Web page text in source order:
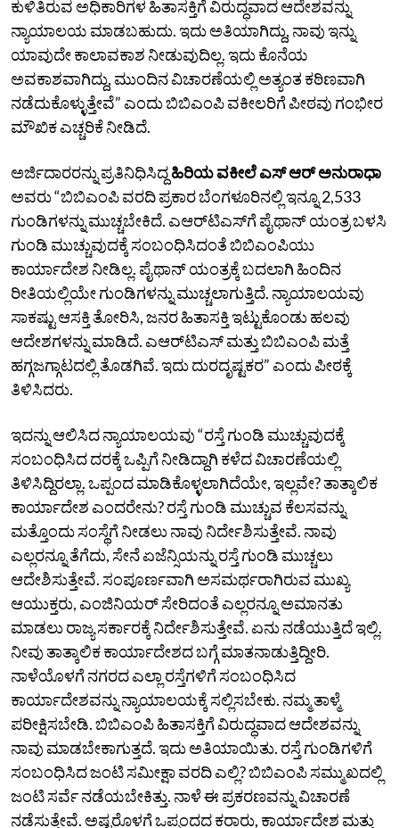
ಕುಳಿತಿರುವ ಅಧಿಕಾರಿಗಳ ಹಿತಾಸಕ್ತಿಗೆ ವಿರುದ್ಧವಾದ ಆದೇಶವನ್ನು
ನ್ಯಾಯಾಲಯ ಮಾಡಬಹುದು. ಇದು ಅತಿಯಾಗಿದ್ದು, ನಾವು ಇನ್ನು
ಯಾವುದೇ ಕಾಲಾವಕಾಶ ನೀಡುವುದಿಲ್ಲ. ಇದು ಕೊನೆಯ
ಅವಕಾಶವಾಗಿದ್ದು, ಮುಂದಿನ ವಿಚಾರಣೆಯಲ್ಲಿ ಅತ್ಯಂತ ಕಠಿಣವಾಗಿ
ನಡೆದುಕೊಳ್ಳುತ್ತೇವೆ” ಎಂದು ಬಿಬಿಎಂಪಿ ವಕೀಲರಿಗೆ ಪೀಠವು ಗಂಭೀರ
ಮೌಖಿಕ ಎಚ್ಚರಿಕೆ ನೀಡಿದೆ.
ಅರ್ಜಿದಾರರನ್ನು ಪ್ರತಿನಿಧಿಸಿದ್ದಹಿರಿಯ ವಕೀಲೆ ಎಸ್‌ ಆರ್‌ ಅನುರಾಧಾ
ಅವರು “ಬಿಬಿಎಂಪಿ ವರದಿ ಪ್ರಕಾರ ಬೆಂಗಳೂರಿನಲ್ಲಿ ಇನ್ನೂ 2,533
ಗುಂಡಿಗಳನ್ನು ಮುಚ್ಚಬೇಕಿದೆ. ಎಆರ್‌ಟಿಎಸ್‌ಗೆ ಪೈಥಾನ್‌ ಯಂತ್ರ ಬಳಸಿ
ಗುಂಡಿ ಮುಚ್ಚುವುದಕ್ಕೆ ಸಂಬಂಧಿಸಿದಂತೆ ಬಿಬಿಎಂಪಿಯು
ಕಾರ್ಯಾದೇಶ ನೀಡಿಲ್ಲ. ಪೈಥಾನ್‌ ಯಂತ್ರಕ್ಕೆ ಬದಲಾಗಿ ಹಿಂದಿನ
ರೀತಿಯಲ್ಲಿಯೇ ಗುಂಡಿಗಳನ್ನು ಮುಚ್ಚಲಾಗುತ್ತಿದೆ. ನ್ಯಾಯಾಲಯವು
ಸಾಕಷ್ಟು ಆಸಕ್ತಿ ತೋರಿಸಿ, ಜನರ ಹಿತಾಸಕ್ತಿ ಇಟ್ಟುಕೊಂಡು ಹಲವು
ಆದೇಶಗಳನ್ನು ಮಾಡಿದೆ. ಎಆರ್‌ಟಿಎಸ್‌ ಮತ್ತು ಬಿಬಿಎಂಪಿ ಮತ್ತೆ
ಹಗ್ಗಜಗ್ಗಾಟದಲ್ಲಿ ತೊಡಗಿವೆ. ಇದು ದುರದೃಷ್ಟಕರ” ಎಂದು ಪೀಠಕ್ಕೆ
ತಿಳಿಸಿದರು.
ಇದನ್ನು ಆಲಿಸಿದ ನ್ಯಾಯಾಲಯವು “ರಸ್ತೆ ಗುಂಡಿ ಮುಚ್ಚುವುದಕ್ಕೆ
ಸಂಬಂಧಿಸಿದ ದರಕ್ಕೆ ಒಪ್ಪಿಗೆ ನೀಡಿದ್ದಾಗಿ ಕಳೆದ ವಿಚಾರಣೆಯಲ್ಲಿ
ತಿಳಿಸಿದ್ದಿರಲ್ಲಾ. ಒಪ್ಪಂದ ಮಾಡಿಕೊಳ್ಳಲಾಗಿದೆಯೇ, ಇಲ್ಲವೇ? ತಾತ್ಕಾಲಿಕ
ಕಾರ್ಯಾದೇಶ ಎಂದರೇನು? ರಸ್ತೆ ಗುಂಡಿ ಮುಚ್ಚುವ ಕೆಲಸವನ್ನು
ಮತ್ತೊಂದು ಸಂಸ್ಥೆಗೆ ನೀಡಲು ನಾವು ನಿರ್ದೇಶಿಸುತ್ತೇವೆ. ನಾವು
ಎಲ್ಲರನ್ನೂ ತೆಗೆದು, ಸೇನೆ ಏಜೆನ್ಸಿಯನ್ನು ರಸ್ತೆ ಗುಂಡಿ ಮುಚ್ಚಲು
ಆದೇಶಿಸುತ್ತೇವೆ. ಸಂಪೂರ್ಣವಾಗಿ ಅಸಮರ್ಥರಾಗಿರುವ ಮುಖ್ಯ
ಆಯುಕ್ತರು, ಎಂಜಿನಿಯರ್‌ ಸೇರಿದಂತೆ ಎಲ್ಲರನ್ನೂ ಅಮಾನತು
ಮಾಡಲು ರಾಜ್ಯ ಸರ್ಕಾರಕ್ಕೆ ನಿರ್ದೇಶಿಸುತ್ತೇವೆ. ಏನು ನಡೆಯುತ್ತಿದೆ ಇಲ್ಲಿ.
ನೀವು ತಾತ್ಕಾಲಿಕ ಕಾರ್ಯಾದೇಶದ ಬಗ್ಗೆ ಮಾತನಾಡುತ್ತಿದ್ದೀರಿ.
ನಾಳೆಯೊಳಗೆ ನಗರದ ಎಲ್ಲಾ ರಸ್ತೆಗಳಿಗೆ ಸಂಬಂಧಿಸಿದ
ಕಾರ್ಯಾದೇಶವನ್ನು ನ್ಯಾಯಾಲಯಕ್ಕೆ ಸಲ್ಲಿಸಬೇಕು. ನಮ್ಮ ತಾಳ್ಮೆ
ಪರೀಕ್ಷಿಸಬೇಡಿ. ಬಿಬಿಎಂಪಿ ಹಿತಾಸಕ್ತಿಗೆ ವಿರುದ್ಧವಾದ ಆದೇಶವನ್ನು
ನಾವು ಮಾಡಬೇಕಾಗುತ್ತದೆ. ಇದು ಅತಿಯಾಯಿತು. ರಸ್ತೆ ಗುಂಡಿಗಳಿಗೆ
ಸಂಬಂಧಿಸಿದ ಜಂಟಿ ಸಮೀಕ್ಷಾ ವರದಿ ಎಲ್ಲಿ? ಬಿಬಿಎಂಪಿ ಸಮ್ಮುಖದಲ್ಲಿ
ಜಂಟಿ ಸರ್ವೆ ನಡೆಯಬೇಕಿತ್ತು. ನಾಳೆ ಈ ಪ್ರಕರಣವನ್ನು ವಿಚಾರಣೆ
ನಡೆಸುತ್ತೇವೆ. ಅಷ್ಟರೊಳಗೆ ಒಪ್ಪಂದದ ಕರಾರು, ಕಾರ್ಯಾದೇಶ ಮತ್ತು